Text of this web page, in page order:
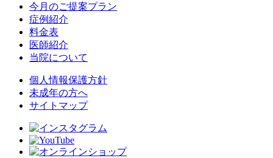
今月のご提案プラン
症例紹介
料金表
医師紹介
当院について
個人情報保護方針
未成年の方へ
サイトマップ